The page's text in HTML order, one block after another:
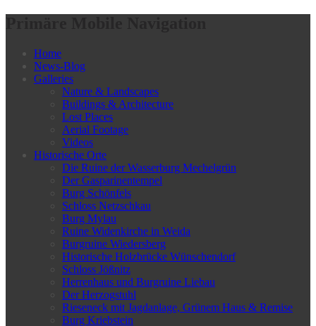
Home
News-Blog
Galleries
Nature & Landscapes
Buildings & Architecture
Lost Places
Aerial Footage
Videos
Historische Orte
Die Ruine der Wasserburg Mechelgrün
Der Gasparinentempel
Burg Schönfels
Schloss Netzschkau
Burg Mylau
Ruine Widenkirche in Weida
Burgruine Wiedersberg
Historische Holzbrücke Wünschendorf
Schloss Jößnitz
Herrenhaus und Burgruine Liebau
Der Herzogstuhl
Rieseneck mit Jagdanlage, Grünem Haus & Remise
Burg Kriebstein